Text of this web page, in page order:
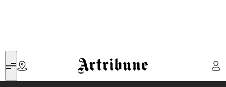
Artribune